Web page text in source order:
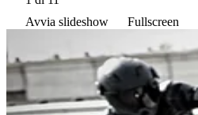
Avvia slideshow
Fullscreen